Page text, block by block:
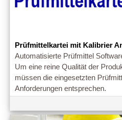
Prüfmittelkartei mit Kalibrier
Automatisierte Prüfmittel
Um eine reine Qualität der
müssen die eingesetzten
Anforderungen entsprechen.